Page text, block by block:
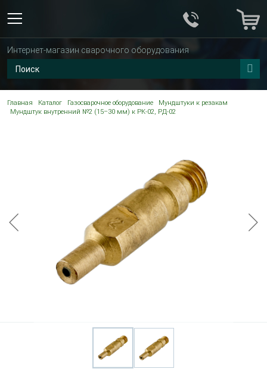
Интернет-магазин сварочного оборудования
Главная Каталог Газосварочное оборудование
Мундштуки к резакам
Мундштук внутренний №2 (15–30 мм) к РК-02, РД-02